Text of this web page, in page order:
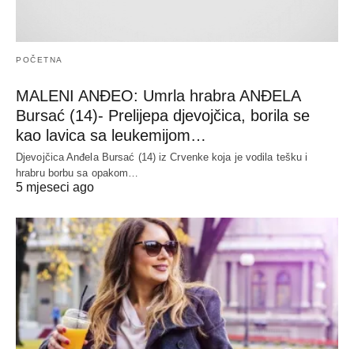
POČETNA
MALENI ANĐEO: Umrla hrabra ANĐELA
Bursać (14)- Prelijepa djevojčica, borila se
kao lavica sa leukemijom…
Djevojčica Anđela Bursać (14) iz Crvenke koja je vodila tešku i
hrabru borbu sa opakom…
5 mjeseci ago